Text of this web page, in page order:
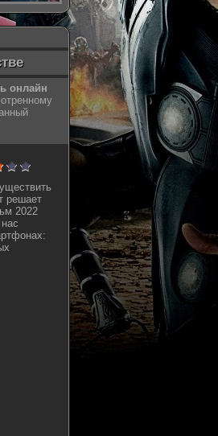
онлайн
решает
2022